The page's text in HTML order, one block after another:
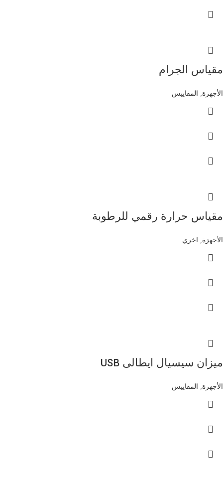
مقياس الجرام
الأجهزة المقاييس
مقياس حرارة رقمي للرطوبة
الأجهزة اخري
ميزان سيسيال ايطالى USB
الأجهزة المقاييس